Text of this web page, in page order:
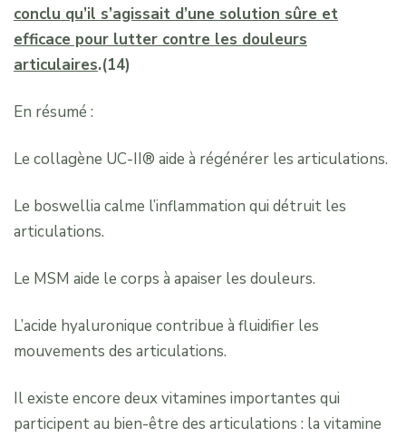
conclu qu’il s’agissait d’une solution sûre et
efficace pour lutter contre les douleurs
articulaires.(14)
En résumé :
Le collagène UC-II® aide à régénérer les articulations.
Le boswellia calme l’inflammation qui détruit les
articulations.
Le MSM aide le corps à apaiser les douleurs.
L’acide hyaluronique contribue à fluidifier les
mouvements des articulations.
Il existe encore deux vitamines importantes qui
participent au bien-être des articulations : la vitamine